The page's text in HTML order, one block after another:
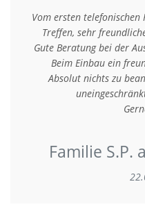
Vom ersten
Treffen, sehr
Gute Beratung bei der
Beim Einbau ein
Absolut nichts zu
Familie S.P.